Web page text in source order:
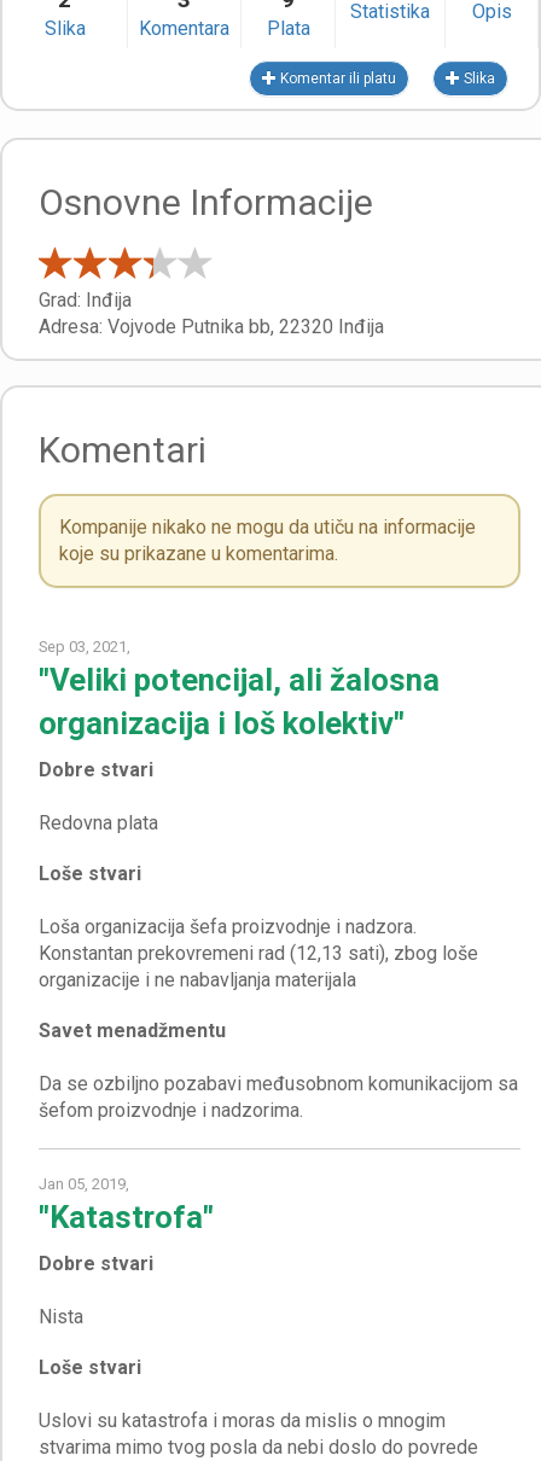
Slika Komentara Plata
Statistika Opis
Komentar ili platu Slika
Osnovne Informacije
Grad: Inđija
Adresa: Vojvode Putnika bb, 22320 Inđija
Komentari
Kompanije nikako ne mogu da utiču na informacije
koje su prikazane u komentarima.
Sep 03, 2021,
"Veliki potencijal, ali žalosna
organizacija i loš kolektiv"
Dobre stvari
Loše stvari
Loša organizacija šefa proizvodnje i nadzora.
Konstantan prekovremeni rad (12,13 sati), zbog loše
Savet menadžmentu
Da se ozbiljno pozabavi međusobnom komunikacijom sa
Jan 05, 2019,
"Katastrofa"
Dobre stvari
Loše stvari
Uslovi su katastrofa i moras da mislis o mnogim
stvarima mimo tvog posla da nebi doslo do povrede